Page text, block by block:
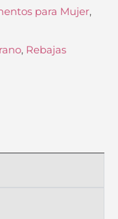
para Mujer,
, Rebajas